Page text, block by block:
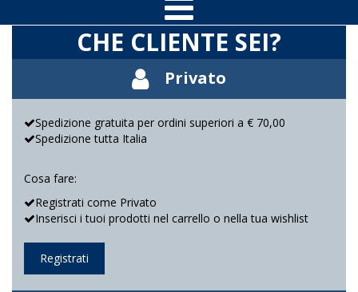
CHE CLIENTE SEI?
Privato
Spedizione gratuita per ordini superiori a € 70,00
Spedizione tutta Italia
Cosa fare:
Registrati come Privato
Inserisci i tuoi prodotti nel carrello o nella tua wishlist
Registrati